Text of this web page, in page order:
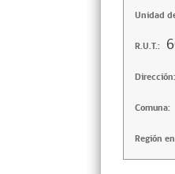
Unidad
R.U.T.:
Dirección:
Comuna:
Región